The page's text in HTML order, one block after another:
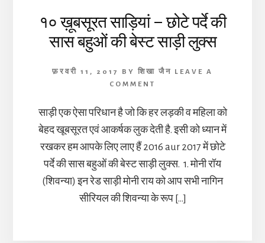
१० ख़ूबसूरत साड़ियां – छोटे पर्दे की
सास बहुओं की बेस्ट साड़ी लुक्स
फ़रवरी 11, 2017 BY शिखा जैन
LEAVE A
COMMENT
साड़ी एक ऐसा परिधान है जो कि हर लड़की व महिला को
बेहद खूबसूरत एवं आकर्षक लुक देती है. इसी को ध्यान में
रखकर हम आपके लिए लाए हैं 2016 aur 2017 में छोटे
पर्दे की सास बहुओं की बेस्ट साड़ी लुक्स. 1. मोनी रॉय
(शिवन्या) इन रेड साड़ी मोनी राय को आप सभी नागिन
सीरियल की शिवन्या के रूप […]